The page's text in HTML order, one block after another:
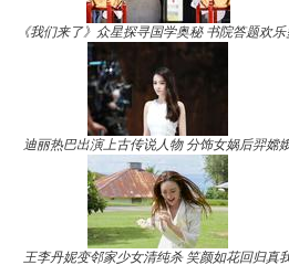
《我们来了》众星探寻国学奥秘 书院答题欢乐
迪丽热巴出演上古传说人物 分饰女娲后羿嫦
王李丹妮变邻家少女清纯杀 笑颜如花回归真